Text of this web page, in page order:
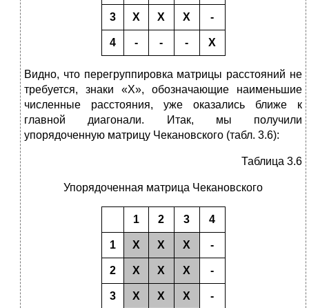
3 Х X Х -
4 - - - Х
Видно, что перегруппировка матрицы расстояний не
требуется, знаки «Х», обозначающие наименьшие
численные расстояния, уже оказались ближе к
главной диагонали. Итак, мы получили
упорядоченную матрицу Чекановского (табл. 3.6):
Таблица 3.6
Упорядоченная матрица Чекановского
1 2 3 4
1 X Х Х -
2 Х Х X -
3 Х X Х -